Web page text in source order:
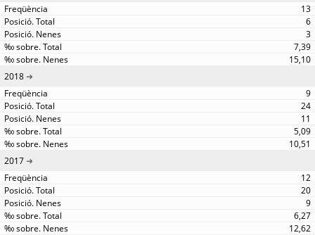
13
6
3
7,39
15,10
2018
9
24
11
5,09
10,51
2017
12
20
9
6,27
12,62